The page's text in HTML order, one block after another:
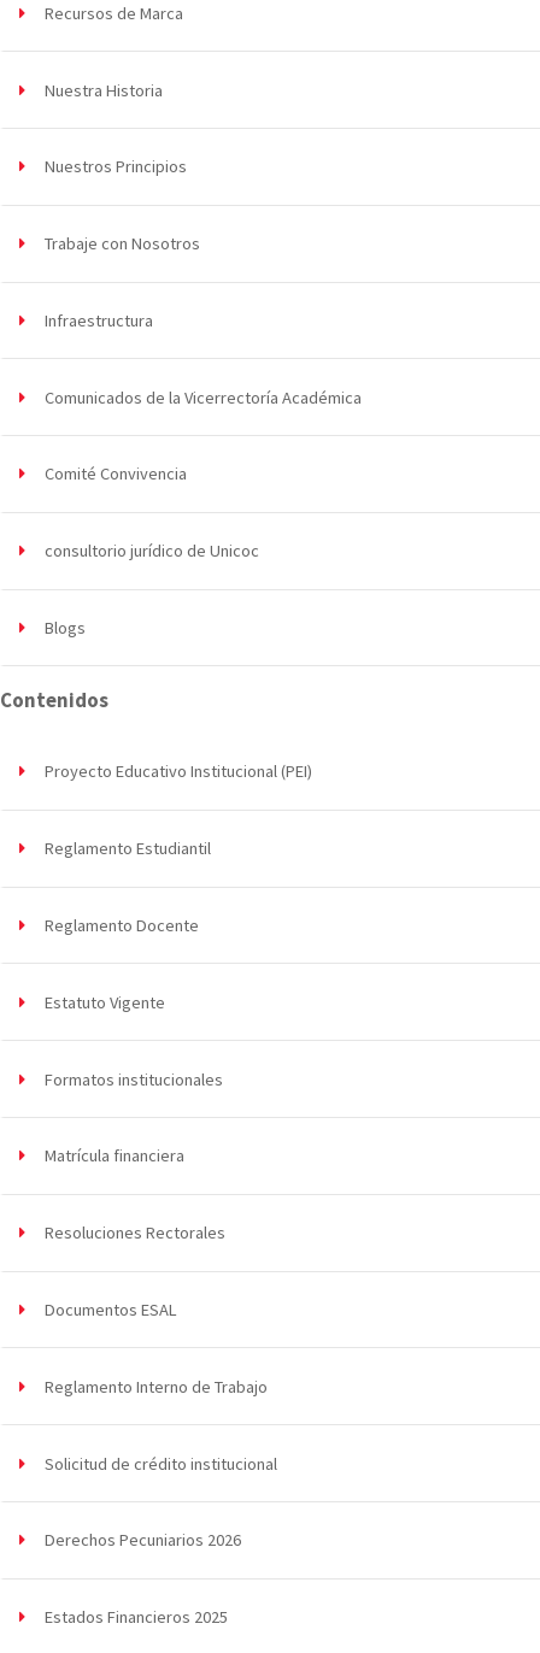
Recursos de Marca
Nuestra Historia
Nuestros Principios
Trabaje con Nosotros
Infraestructura
Comunicados de la Vicerrectoría Académica
Comité Convivencia
consultorio jurídico de Unicoc
Blogs
Contenidos
Proyecto Educativo Institucional (PEI)
Reglamento Estudiantil
Reglamento Docente
Estatuto Vigente
Formatos institucionales
Matrícula financiera
Resoluciones Rectorales
Documentos ESAL
Reglamento Interno de Trabajo
Solicitud de crédito institucional
Derechos Pecuniarios 2026
Estados Financieros 2025